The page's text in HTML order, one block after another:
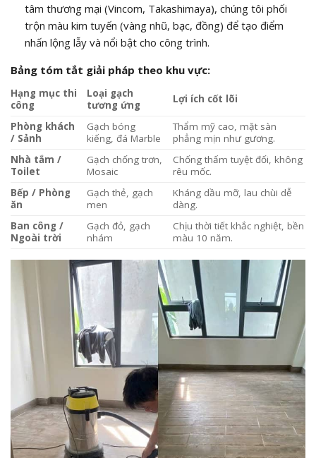
tâm thương mại (Vincom, Takashimaya), chúng tôi phối
trộn màu kim tuyến (vàng nhũ, bạc, đồng) để tạo điểm
nhấn lộng lẫy và nổi bật cho công trình.
Bảng tóm tắt giải pháp theo khu vực:
Hạng mục thi
công
Loại gạch
tương ứng
Lợi ích cốt lõi
Phòng khách
/ Sảnh
Gạch bóng
kiếng, đá Marble
Thẩm mỹ cao, mặt sàn
phẳng mịn như gương.
Nhà tắm /
Toilet
Gạch chống trơn,
Mosaic
Chống thấm tuyệt đối, không
rêu mốc.
Bếp / Phòng
ăn
Gạch thẻ, gạch
men
Kháng dầu mỡ, lau chùi dễ
dàng.
Ban công /
Ngoài trời
Gạch đỏ, gạch
nhám
Chịu thời tiết khắc nghiệt, bền
màu 10 năm.